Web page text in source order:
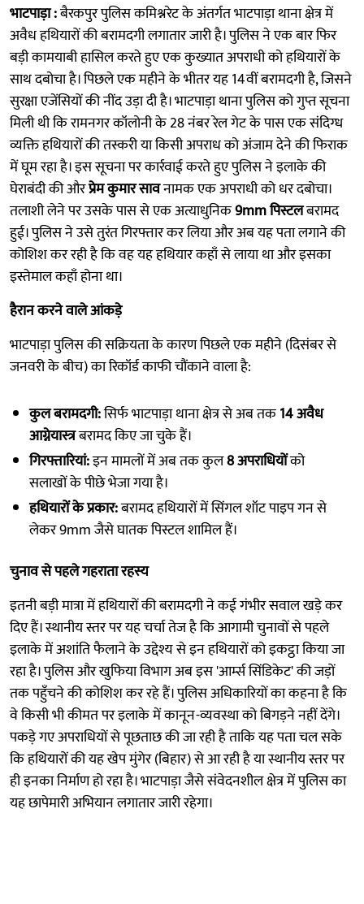
​भाटपाड़ा :बैरकपुर पुलिस कमिश्नरेट के अंतर्गत भाटपाड़ा थाना क्षेत्र में
अवैध हथियारों की बरामदगी लगातार जारी है। पुलिस ने एक बार फिर
बड़ी कामयाबी हासिल करते हुए एक कुख्यात अपराधी को हथियारों के
साथ दबोचा है। पिछले एक महीने के भीतर यह 14वीं बरामदगी है, जिसने
सुरक्षा एजेंसियों की नींद उड़ा दी है। भाटपाड़ा थाना पुलिस को गुप्त सूचना
मिली थी कि रामनगर कॉलोनी के 28 नंबर रेल गेट के पास एक संदिग्ध
व्यक्ति हथियारों की तस्करी या किसी अपराध को अंजाम देने की फिराक
में घूम रहा है। इस सूचना पर कार्रवाई करते हुए पुलिस ने इलाके की
घेराबंदी की औरप्रेम कुमार सावनामक एक अपराधी को धर दबोचा।
तलाशी लेने पर उसके पास से एक अत्याधुनिक9mm पिस्टलबरामद
हुई। पुलिस ने उसे तुरंत गिरफ्तार कर लिया और अब यह पता लगाने की
कोशिश कर रही है कि वह यह हथियार कहाँ से लाया था और इसका
इस्तेमाल कहाँ होना था।
हैरान करने वाले आंकड़े
भाटपाड़ा पुलिस की सक्रियता के कारण पिछले एक महीने (दिसंबर से
जनवरी के बीच) का रिकॉर्ड काफी चौंकाने वाला है:
कुल बरामदगी:सिर्फ भाटपाड़ा थाना क्षेत्र से अब तक14 अवैध
आग्नेयास्त्रबरामद किए जा चुके हैं।
गिरफ्तारियां:इन मामलों में अब तक कुल8 अपराधियोंको
सलाखों के पीछे भेजा गया है।
हथियारों के प्रकार:बरामद हथियारों में सिंगल शॉट पाइप गन से
लेकर 9mm जैसे घातक पिस्टल शामिल हैं।
चुनाव से पहले गहराता रहस्य
इतनी बड़ी मात्रा में हथियारों की बरामदगी ने कई गंभीर सवाल खड़े कर
दिए हैं। स्थानीय स्तर पर यह चर्चा तेज है कि आगामी चुनावों से पहले
इलाके में अशांति फैलाने के उद्देश्य से इन हथियारों को इकट्ठा किया जा
रहा है। पुलिस और खुफिया विभाग अब इस 'आर्म्स सिंडिकेट' की जड़ों
तक पहुँचने की कोशिश कर रहे हैं। पुलिस अधिकारियों का कहना है कि
वे किसी भी कीमत पर इलाके में कानून-व्यवस्था को बिगड़ने नहीं देंगे।
पकड़े गए अपराधियों से पूछताछ की जा रही है ताकि यह पता चल सके
कि हथियारों की यह खेप मुंगेर (बिहार) से आ रही है या स्थानीय स्तर पर
ही इनका निर्माण हो रहा है। भाटपाड़ा जैसे संवेदनशील क्षेत्र में पुलिस का
यह छापेमारी अभियान लगातार जारी रहेगा।